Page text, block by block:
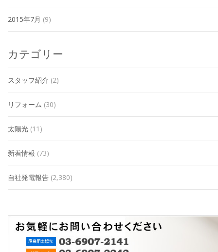
2015年7月 (9)
カテゴリー
スタッフ紹介 (2)
リフォーム (30)
太陽光 (11)
新着情報 (73)
自社発電報告 (2,380)